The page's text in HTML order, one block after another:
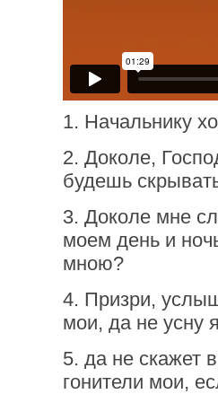
1. Начальнику
2. Доколе,
будешь
3. Доколе мне
моем день и
мною?
4. Призри,
мои, да не усну
5. да не скажет
гонители мои,